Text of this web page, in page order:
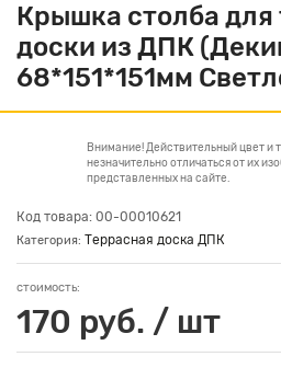
Крышка столба для
доски из ДПК
68*151*151мм
Внимание! Действительный цвет и
незначительно отличаться от их
представленных на сайте.
Код товара: 00-00010621
Категория: Террасная доска ДПК
стоимость:
170 руб. / шт